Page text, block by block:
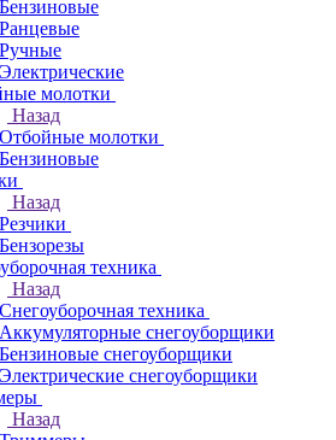
Бензиновые
Ранцевые
Ручные
Электрические
молотки
Назад
Отбойные молотки
Бензиновые
Назад
Резчики
Бензорезы
техника
Назад
Снегоуборочная техника
Аккумуляторные снегоуборщики
Бензиновые снегоуборщики
Электрические снегоуборщики
Назад